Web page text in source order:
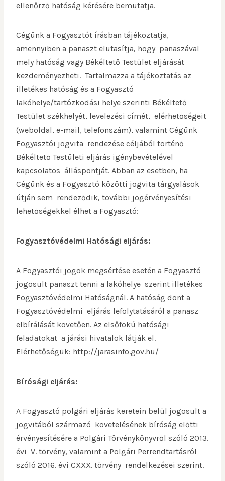
ellenőrző hatóság kérésére bemutatja.
Cégünk a Fogyasztót írásban tájékoztatja,
amennyiben a panaszt elutasítja, hogy panaszával
mely hatóság vagy Békéltető Testület eljárását
kezdeményezheti. Tartalmazza a tájékoztatás az
illetékes hatóság és a Fogyasztó
lakóhelye/tartózkodási helye szerinti Békéltető
Testület székhelyét, levelezési címét, elérhetőségeit
(weboldal, e-mail, telefonszám), valamint Cégünk
Fogyasztói jogvita rendezése céljából történő
Békéltető Testületi eljárás igénybevételével
kapcsolatos álláspontját. Abban az esetben, ha
Cégünk és a Fogyasztó közötti jogvita tárgyalások
útján sem rendeződik, további jogérvényesítési
lehetőségekkel élhet a Fogyasztó:
Fogyasztóvédelmi Hatósági eljárás:
A Fogyasztói jogok megsértése esetén a Fogyasztó
jogosult panaszt tenni a lakóhelye szerint illetékes
Fogyasztóvédelmi Hatóságnál. A hatóság dönt a
Fogyasztóvédelmi eljárás lefolytatásáról a panasz
elbírálását követően. Az elsőfokú hatósági
feladatokat a járási hivatalok látják el.
Elérhetőségük: http://jarasinfo.gov.hu/
Bírósági eljárás:
A Fogyasztó polgári eljárás keretein belül jogosult a
jogvitából származó követelésének bíróság előtti
érvényesítésére a Polgári Törvénykönyvről szóló 2013.
évi V. törvény, valamint a Polgári Perrendtartásról
szóló 2016. évi CXXX. törvény rendelkezései szerint.